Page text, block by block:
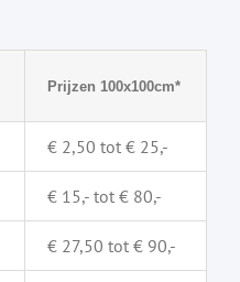
Prijzen 100x100cm*
€ 2,50 tot € 25,-
€ 15,- tot € 80,-
€ 27,50 tot € 90,-